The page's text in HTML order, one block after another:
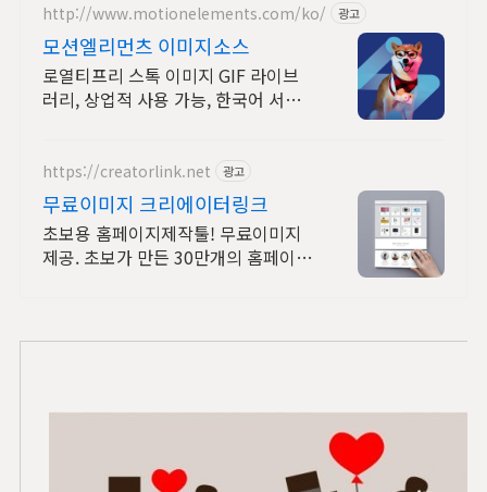
http://www.motionelements.com/ko/ 광고
모션엘리먼츠 이미지소스
로열티프리 스톡 이미지 GIF 라이브
러리, 상업적 사용 가능, 한국어 서비
https://creatorlink.net 광고
무료이미지 크리에이터링크
초보용 홈페이지제작툴! 무료이미지
제공. 초보가 만든 30만개의 홈페이지